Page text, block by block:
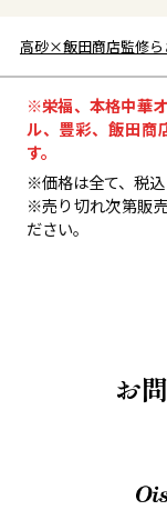
高砂×飯田商店監修ら
※栄福、本格中華
ル、豊彩、飯田商
す。
※価格は全て、税込
※売り切れ次第販
ださい。
お